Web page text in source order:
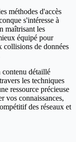
méthodes d'accès
s'intéresse à
maîtrisant les
équipé pour
collisions de données
contenu détaillé
les techniques
ressource précieuse
vos connaissances,
des réseaux et